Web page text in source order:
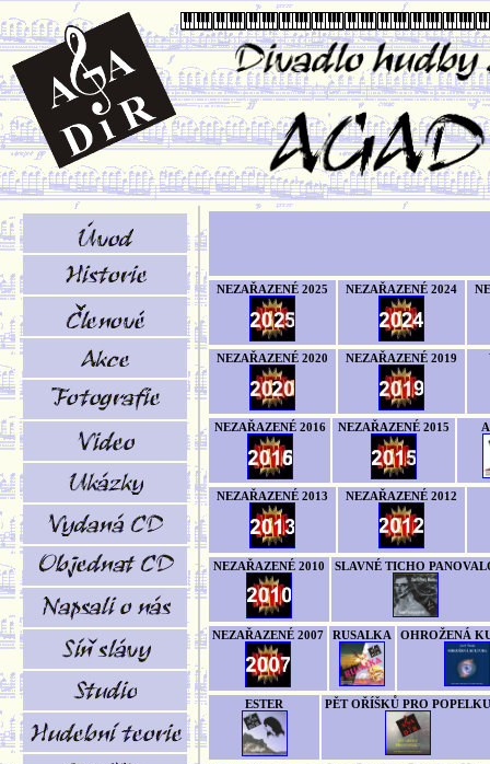
NEZAŘAZENÉ 2025 NEZAŘAZENÉ 2024
NEZAŘAZENÉ 2020 NEZAŘAZENÉ 2019
NEZAŘAZENÉ 2016 NEZAŘAZENÉ 2015
NEZAŘAZENÉ 2013 NEZAŘAZENÉ 2012
NEZAŘAZENÉ 2010 SLAVNÉ TICHO
NEZAŘAZENÉ 2007 RUSALKA OHROŽENÁ
ESTER PĚT OŘÍŠKŮ PRO POPELKU